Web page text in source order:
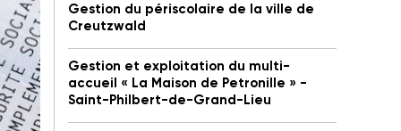
Gestion du périscolaire de la ville de
Creutzwald
Gestion et exploitation du multi-
accueil « La Maison de Petronille » -
Saint-Philbert-de-Grand-Lieu